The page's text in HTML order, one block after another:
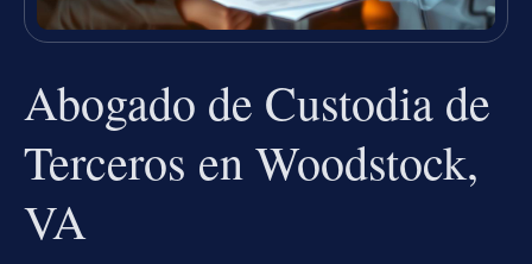
Abogado de Custodia de
Terceros en Woodstock,
VA